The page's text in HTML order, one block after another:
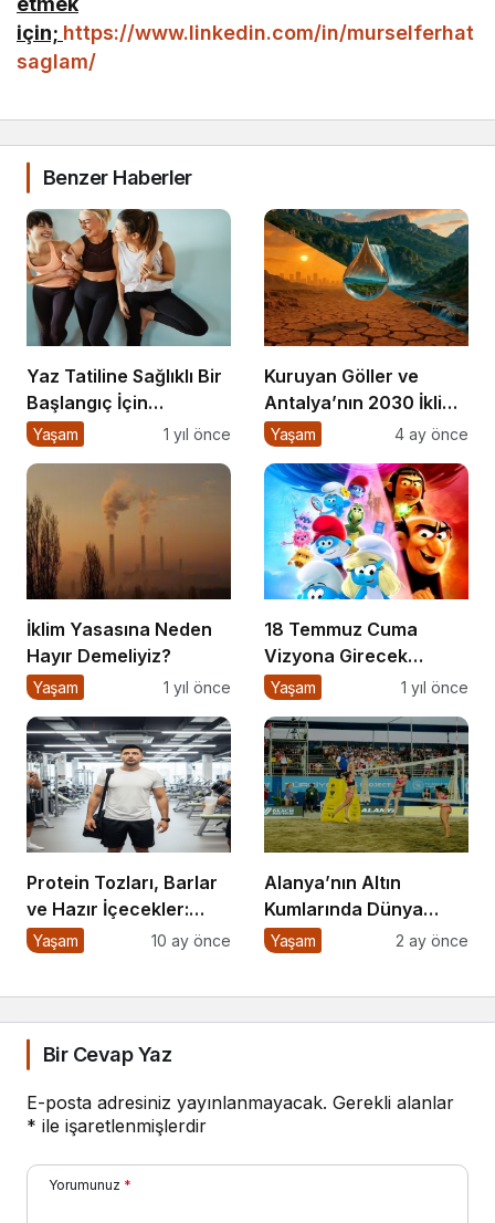
için; https://www.linkedin.com/in/murselferhat
saglam/
Benzer Haberler
Yaz Tatiline Sağlıklı Bir
Başlangıç İçin
Beslenme
Yaşam 1 yıl önce
Kuruyan Göller ve
Antalya’nın 2030 İklim
Senaryoları
Yaşam 4 ay önce
İklim Yasasına Neden
Hayır Demeliyiz?
Yaşam 1 yıl önce
18 Temmuz Cuma
Vizyona Girecek
Filmler Belli Oldu
Yaşam 1 yıl önce
Protein Tozları, Barlar
ve Hazır İçecekler:
Sporda Takviye mi,
Yaşam 10 ay önce
Alanya’nın Altın
Kumlarında Dünya
Sahnesi
Yaşam 2 ay önce
Bir Cevap Yaz
E-posta adresiniz yayınlanmayacak. Gerekli alanlar
* ile işaretlenmişlerdir
Yorumunuz *